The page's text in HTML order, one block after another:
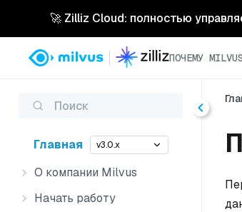
🚀 Zilliz Cloud: полностью
ПОЧЕМУ MILVUS
Поиск
Главная v3.0.x
О компании Milvus
Начать работу